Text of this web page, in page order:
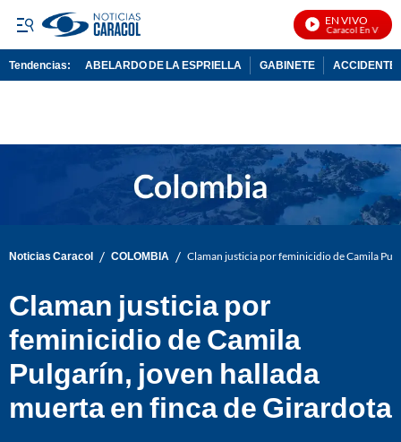
EN VIVO
Noticias Caracol En Vivo
Tendencias: ABELARDO DE LA ESPRIELLA GABINETE ACCIDENTE
Noticias Caracol / COLOMBIA / Claman justicia por feminicidio de Camila
Claman justicia por
feminicidio de Camila
Pulgarín, joven hallada
muerta en finca de Girardota